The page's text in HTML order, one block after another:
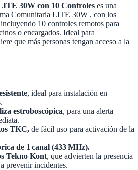
30W con 10 Controles es una
Comunitaria LITE 30W , con los
10 controles remotos para
o encargados. Ideal para
que más personas tengan acceso a la
, ideal para instalación en
estroboscópica, para una alerta
TKC, de fácil uso para activación de la
de 1 canal (433 MHz).
Tekno Kont, que advierten la presencia
prevenir incidentes.